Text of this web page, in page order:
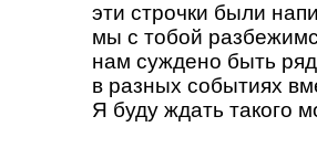
эти строчки были
мы с тобой
нам суждено быть
в разных событиях
Я буду ждать такого